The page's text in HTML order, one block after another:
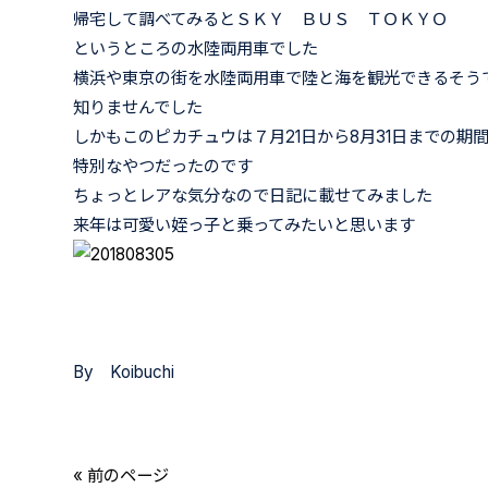
帰宅して調べてみるとＳＫＹ ＢＵＳ ＴＯＫＹＯ
というところの水陸両用車でした
横浜や東京の街を水陸両用車で陸と海を観光できるそう
知りませんでした
しかもこのピカチュウは７月21日から8月31日までの期
特別なやつだったのです
ちょっとレアな気分なので日記に載せてみました
来年は可愛い姪っ子と乗ってみたいと思います
By Koibuchi
« 前のページ